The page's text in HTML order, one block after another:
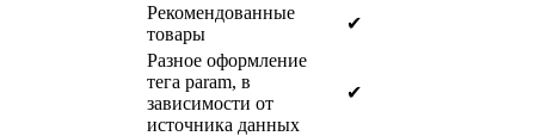
Рекомендованные
товары
✔
Разное оформление
тега param, в
зависимости от
источника данных
✔